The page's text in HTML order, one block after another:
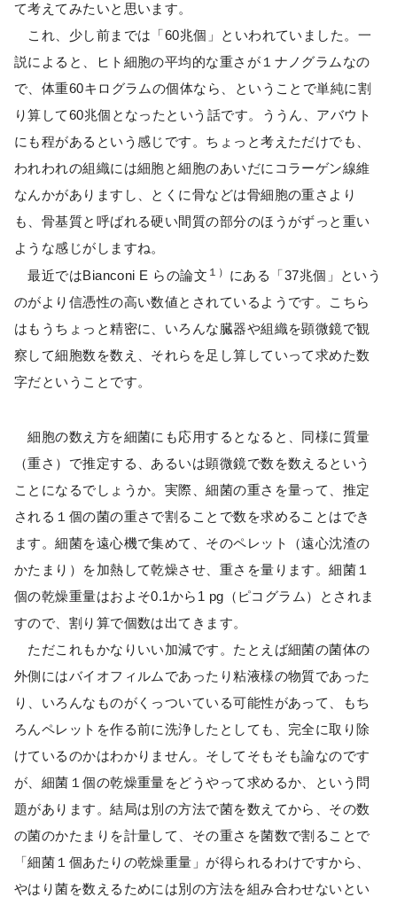
て考えてみたいと思います。
これ、少し前までは「60兆個」といわれていました。一
説によると、ヒト細胞の平均的な重さが１ナノグラムなの
で、体重60キログラムの個体なら、ということで単純に割
り算して60兆個となったという話です。ううん、アバウト
にも程があるという感じです。ちょっと考えただけでも、
われわれの組織には細胞と細胞のあいだにコラーゲン線維
なんかがありますし、とくに骨などは骨細胞の重さより
も、骨基質と呼ばれる硬い間質の部分のほうがずっと重い
ような感じがしますね。
最近ではBianconi E らの論文 １） にある「37兆個」という
のがより信憑性の高い数値とされているようです。こちら
はもうちょっと精密に、いろんな臓器や組織を顕微鏡で観
察して細胞数を数え、それらを足し算していって求めた数
字だということです。
細胞の数え方を細菌にも応用するとなると、同様に質量
（重さ）で推定する、あるいは顕微鏡で数を数えるという
ことになるでしょうか。実際、細菌の重さを量って、推定
される１個の菌の重さで割ることで数を求めることはでき
ます。細菌を遠心機で集めて、そのペレット（遠心沈渣の
かたまり）を加熱して乾燥させ、重さを量ります。細菌１
個の乾燥重量はおよそ0.1から1 pg（ピコグラム）とされま
すので、割り算で個数は出てきます。
ただこれもかなりいい加減です。たとえば細菌の菌体の
外側にはバイオフィルムであったり粘液様の物質であった
り、いろんなものがくっついている可能性があって、もち
ろんペレットを作る前に洗浄したとしても、完全に取り除
けているのかはわかりません。そしてそもそも論なのです
が、細菌１個の乾燥重量をどうやって求めるか、という問
題があります。結局は別の方法で菌を数えてから、その数
の菌のかたまりを計量して、その重さを菌数で割ることで
「細菌１個あたりの乾燥重量」が得られるわけですから、
やはり菌を数えるためには別の方法を組み合わせないとい